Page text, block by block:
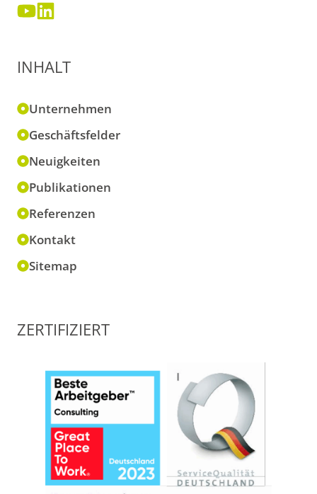
INHALT
Unternehmen
Geschäftsfelder
Neuigkeiten
Publikationen
Referenzen
Kontakt
Sitemap
ZERTIFIZIERT